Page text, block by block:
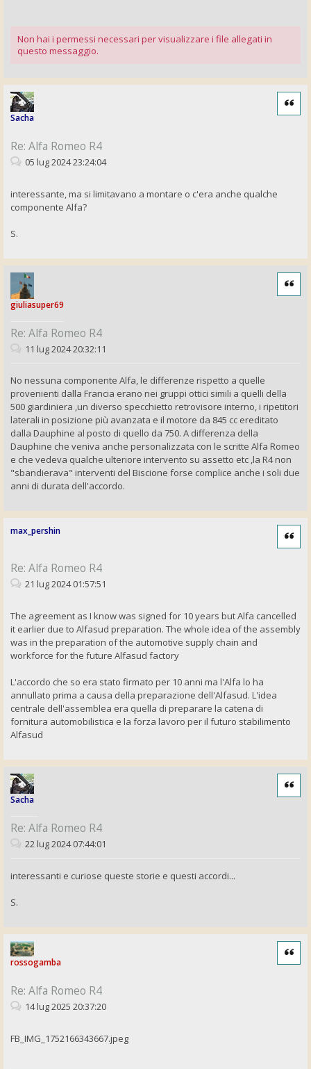
Non hai i permessi necessari per visualizzare i file allegati in
questo messaggio.
Sacha
Re: Alfa Romeo R4
Cita
05 lug 2024 23:24:04
interessante, ma si limitavano a montare o c'era anche qualche
componente Alfa?
S.
giuliasuper69
Re: Alfa Romeo R4
Cita
11 lug 2024 20:32:11
No nessuna componente Alfa, le differenze rispetto a quelle
provenienti dalla Francia erano nei gruppi ottici simili a quelli della
500 giardiniera ,un diverso specchietto retrovisore interno, i ripetitori
laterali in posizione più avanzata e il motore da 845 cc ereditato
dalla Dauphine al posto di quello da 750. A differenza della
Dauphine che veniva anche personalizzata con le scritte Alfa Romeo
e che vedeva qualche ulteriore intervento su assetto etc ,la R4 non
"sbandierava" interventi del Biscione forse complice anche i soli due
anni di durata dell'accordo.
max_pershin
Re: Alfa Romeo R4
Cita
21 lug 2024 01:57:51
The agreement as I know was signed for 10 years but Alfa cancelled
it earlier due to Alfasud preparation. The whole idea of the assembly
was in the preparation of the automotive supply chain and
workforce for the future Alfasud factory
L'accordo che so era stato firmato per 10 anni ma l'Alfa lo ha
annullato prima a causa della preparazione dell'Alfasud. L'idea
centrale dell'assemblea era quella di preparare la catena di
fornitura automobilistica e la forza lavoro per il futuro stabilimento
Alfasud
Sacha
Re: Alfa Romeo R4
Cita
22 lug 2024 07:44:01
interessanti e curiose queste storie e questi accordi...
S.
rossogamba
Re: Alfa Romeo R4
Cita
14 lug 2025 20:37:20
FB_IMG_1752166343667.jpeg